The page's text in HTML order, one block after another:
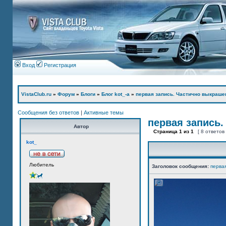
Вход Регистрация
VistaClub.ru » Форум » Блоги » Блог kot_-а » первая запись. Частично
Сообщения без ответов | Активные темы
Автор
kot_
Любитель
первая
Страница 1 из 1 [ 8
Заголовок сообщения: